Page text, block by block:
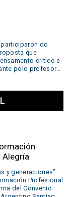
from primary
in our year-long
writers such
John
by the
live
podcasts, escape
were developed in
participaron do
que
crítico e
polo profesor
Alegría
y generaciones”.
Profesional
del Convenio